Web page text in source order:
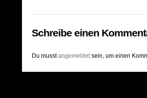
Schreibe einen
Du musstangemeldetsein, um einen